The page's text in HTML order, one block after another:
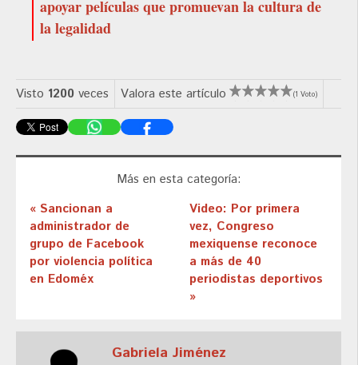
apoyar películas que promuevan la cultura de
la legalidad
Visto 1200 veces Valora este artículo (1 Voto)
Más en esta categoría:
« Sancionan a
administrador de
grupo de Facebook
por violencia política
en Edoméx
Video: Por primera
vez, Congreso
mexiquense reconoce
a más de 40
periodistas deportivos
»
Gabriela Jiménez